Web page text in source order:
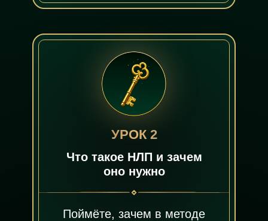
УРОК 2
Что такое НЛП и зачем
оно нужно
Поймёте, зачем в методе